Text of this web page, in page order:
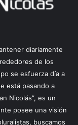
diariamente
de los
se esfuerza día a
está pasando a
Nicolás”, es un
posee una visión
buscamos